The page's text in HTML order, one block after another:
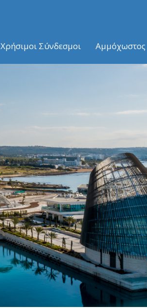
Χρήσιμοι Σύνδεσμοι Αμμόχωστος